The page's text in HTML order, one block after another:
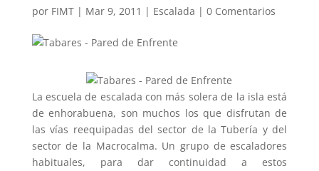
por FIMT| Mar 9, 2011 | Escalada | 0 Comentarios
La escuela de escalada con más solera de la isla está
de enhorabuena, son muchos los que disfrutan de
las vías reequipadas del sector de la Tubería y del
sector de la Macrocalma. Un grupo de escaladores
habituales, para dar continuidad a estos